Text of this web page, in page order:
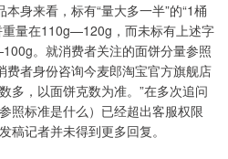
身来看，标有“量大多一半”的“1桶
重量在110g—120g，而未标有上述字
。就消费者关注的面饼分量参照
费者身份咨询今麦郎淘宝官方旗舰店
多，以面饼克数为准。”在多次追问
照标准是什么）已经超出客服权限
稿记者并未得到更多回复。